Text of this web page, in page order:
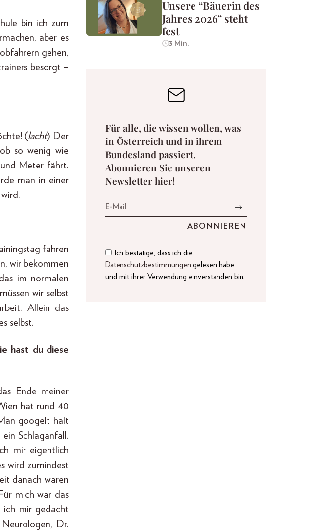
bin ich zum
aber es
gehen,
besorgt –
(lacht) Der
so wenig wie
Meter fährt.
man in einer
fahren
wir bekommen
im normalen
wir selbst
Allein das
selbst.
hast du diese
Ende meiner
hat rund 40
googelt halt
Schlaganfall.
mir eigentlich
wird zumindest
danach waren
mich war das
ich mir gedacht
Dr.
Unsere “Bäuerin des
Jahres 2026” steht
fest
3 Min.
Für alle, die wissen wollen, was
in Österreich und in ihrem
Bundesland passiert.
Abonnieren Sie unseren
Newsletter hier!
Ich bestätige, dass ich die
Datenschutzbestimmungen gelesen habe
und mit ihrer Verwendung einverstanden bin.